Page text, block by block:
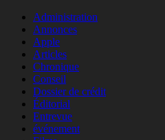
Administration
Annonces
Apple
Articles
Chronique
Conseil
Dossier de crédit
Éditorial
Entrevue
événement